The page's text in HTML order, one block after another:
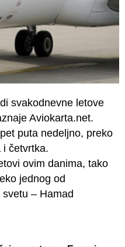
svakodnevne letove
Aviokarta.net.
puta nedeljno, preko
i četvrtka.
ovim danima, tako
jednog od
– Hamad